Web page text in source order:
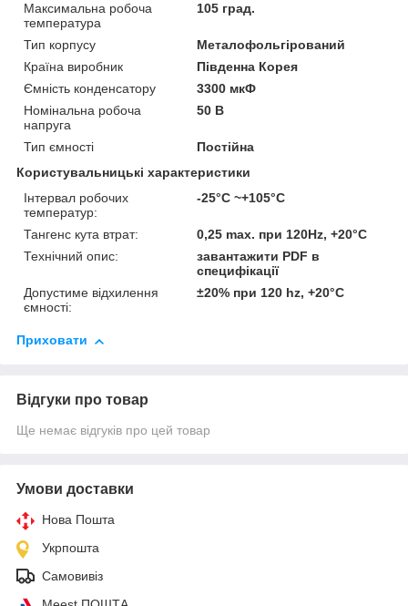
Максимальна робоча
температура
105 град.
Тип корпусу
Металофольгірований
Країна виробник
Південна Корея
Ємність конденсатору
3300 мкФ
Номінальна робоча
напруга
50 В
Тип ємності
Постійна
Користувальницькі характеристики
Інтервал робочих
температур:
-25°C ~+105°C
Тангенс кута втрат:
0,25 max. при 120Hz, +20°C
Технічний опис:
завантажити PDF в
специфікації
Допустиме відхилення
ємності:
±20% при 120 hz, +20°C
Приховати
Відгуки про товар
Ще немає відгуків про цей товар
Умови доставки
Нова Пошта
Укрпошта
Самовивіз